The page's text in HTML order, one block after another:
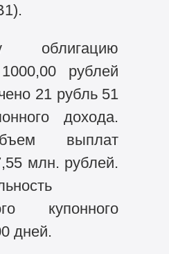
рублей
21 рубль 51
дохода.
выплат
млн. рублей.
купонного
дней.